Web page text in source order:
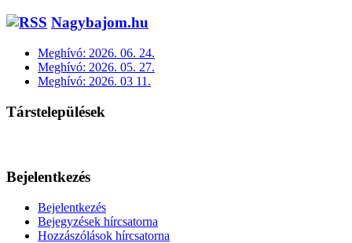
Nagybajom.hu
Meghívó: 2026. 06. 24.
Meghívó: 2026. 05. 27.
Meghívó: 2026. 03 11.
Társtelepülések
Bejelentkezés
Bejelentkezés
Bejegyzések hírcsatorna
Hozzászólások hírcsatorna